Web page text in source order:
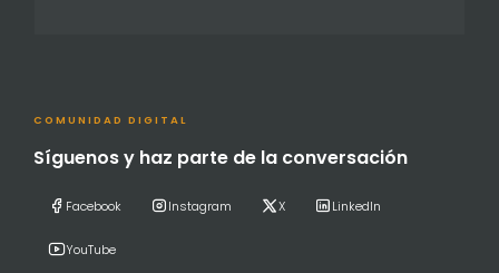
COMUNIDAD DIGITAL
Síguenos y haz parte de la conversación
Facebook Instagram X LinkedIn
YouTube